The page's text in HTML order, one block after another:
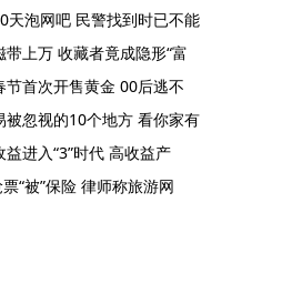
天泡网吧 民警找到时已不能
带上万 收藏者竟成隐形“富
节首次开售黄金 00后逃不
被忽视的10个地方 看你家有
进入“3”时代 高收益产
“被”保险 律师称旅游网